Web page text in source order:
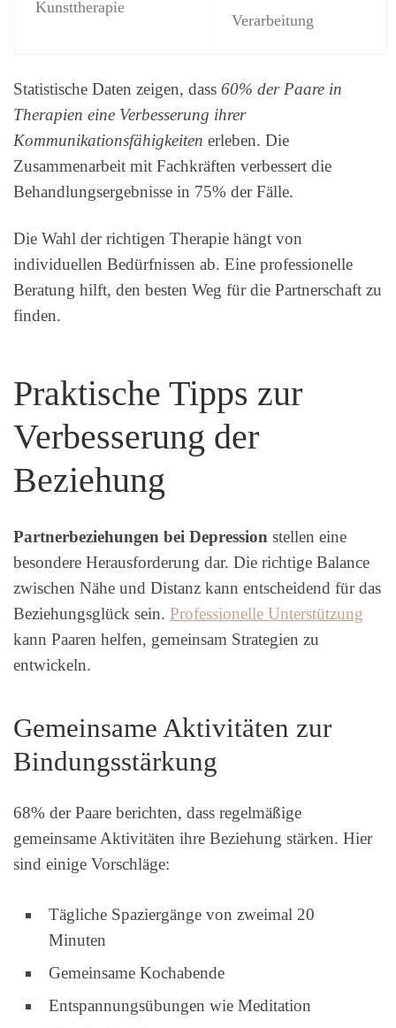
Kunsttherapie
Verarbeitung
Statistische Daten zeigen, dass 60% der Paare in
Therapien eine Verbesserung ihrer
Kommunikationsfähigkeiten erleben. Die
Zusammenarbeit mit Fachkräften verbessert die
Behandlungsergebnisse in 75% der Fälle.
Die Wahl der richtigen Therapie hängt von
individuellen Bedürfnissen ab. Eine professionelle
Beratung hilft, den besten Weg für die Partnerschaft zu
finden.
Praktische Tipps zur
Verbesserung der
Beziehung
Partnerbeziehungen bei Depression stellen eine
besondere Herausforderung dar. Die richtige Balance
zwischen Nähe und Distanz kann entscheidend für das
Beziehungsglück sein. Professionelle Unterstützung
kann Paaren helfen, gemeinsam Strategien zu
entwickeln.
Gemeinsame Aktivitäten zur
Bindungsstärkung
68% der Paare berichten, dass regelmäßige
gemeinsame Aktivitäten ihre Beziehung stärken. Hier
sind einige Vorschläge:
Tägliche Spaziergänge von zweimal 20
Minuten
Gemeinsame Kochabende
Entspannungsübungen wie Meditation